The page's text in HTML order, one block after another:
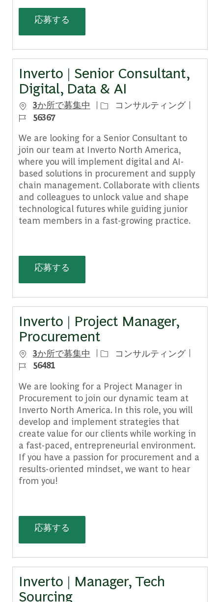
応募する
Inverto | Senior Consultant,
Digital, Data & AI
3か所で募集中 カテゴリー
コンサルティング
56367
We are looking for a Senior Consultant to
join our team at Inverto North America,
where you will implement digital and AI-
based solutions in procurement and supply
chain management. Collaborate with clients
and colleagues to unlock value and shape
technological futures while guiding junior
team members in a fast-growing practice.
応募する
Inverto | Project Manager,
Procurement
3か所で募集中 カテゴリー
コンサルティング
56481
We are looking for a Project Manager in
Procurement to join our dynamic team at
Inverto North America. In this role, you will
develop and implement strategies that
create value for our clients while working in
a fast-paced, entrepreneurial environment.
If you have a passion for procurement and a
results-oriented mindset, we want to hear
from you!
応募する
Inverto | Manager, Tech
Sourcing